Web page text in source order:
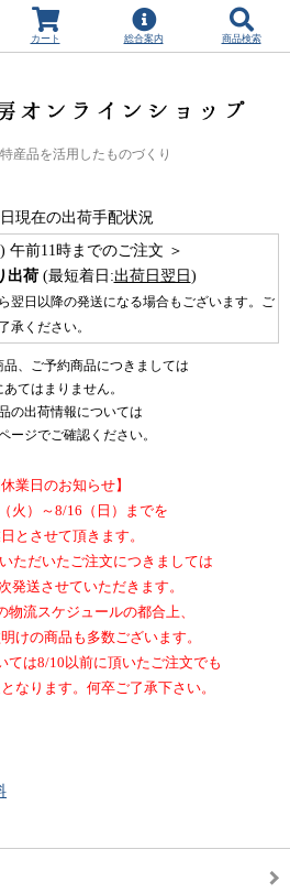
カート 総合案内 商品検索
産品を活用したものづくり
現在の出荷手配状況
午前11時までのご注文 ＞
出荷 (最短着日:出荷日翌日)
翌日以降の発送になる場合もございます。ご
了承ください。
、ご予約商品につきましては
あてはまりません。
の出荷情報については
ージでご確認ください。
休業日のお知らせ】
火）～8/16（日）までを
とさせて頂きます。
ただいたご注文につきましては
発送させていただきます。
物流スケジュールの都合上、
けの商品も多数ございます。
ては8/10以前に頂いたご注文でも
なります。何卒ご了承下さい。